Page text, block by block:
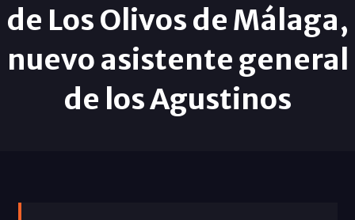
de Los Olivos de Málaga,
nuevo asistente general
de los Agustinos